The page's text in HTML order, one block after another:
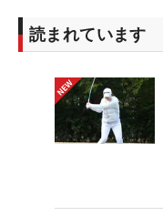
読まれています